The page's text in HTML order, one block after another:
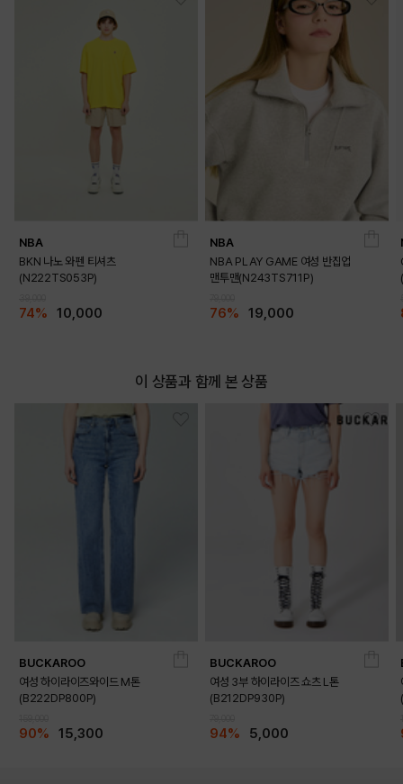
NBA
BKN 나노 와펜 티셔츠
(N222TS053P)
74% 10,000
NBA
NBA PLAY GAME 여성 반집업
맨투맨(N243TS711P)
76% 19,000
이 상품과 함께 본 상품
BUCKAROO
여성 하이라이즈와이드 M톤
(B222DP800P)
90% 15,300
BUCKAROO
여성 3부 하이라이즈 쇼츠 L톤
(B212DP930P)
94% 5,000